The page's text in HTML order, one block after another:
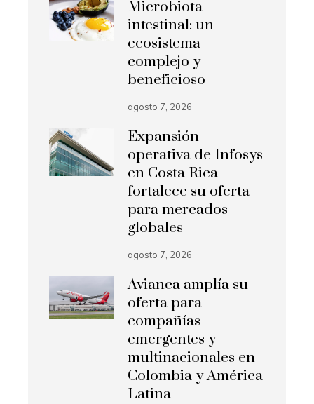
Microbiota
intestinal: un
ecosistema
complejo y
beneficioso
agosto 7, 2026
Expansión
operativa de Infosys
en Costa Rica
fortalece su oferta
para mercados
globales
agosto 7, 2026
Avianca amplía su
oferta para
compañías
emergentes y
multinacionales en
Colombia y América
Latina